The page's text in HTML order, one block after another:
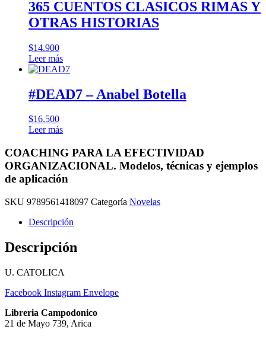
aplicación
365 CUENTOS CLASICOS RIMAS Y
OTRAS HISTORIAS
$14.900
Leer más
#DEAD7 – Anabel Botella
$16.500
Leer más
COACHING PARA LA EFECTIVIDAD
ORGANIZACIONAL. Modelos, técnicas y ejemplos
de aplicación
SKU 9789561418097 Categoría Novelas
Descripción
Descripción
U. CATOLICA
Facebook Instagram Envelope
Libreria Campodonico
21 de Mayo 739, Arica